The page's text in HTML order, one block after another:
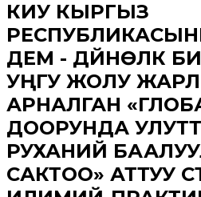
КИУ КЫРГЫЗ
ДЕМ - ДҮЙНӨЛҮК
УҢГУ ЖОЛУ
АРНАЛГАН
ДООРУНДА
РУХАНИЙ
САКТОО» АТТУУ